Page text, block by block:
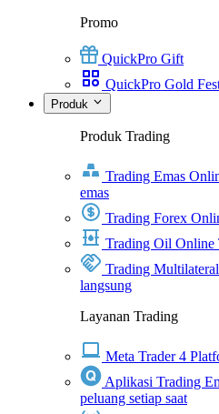
Promo
QuickPro Gift
QuickPro Gold
Produk
Produk Trading
Trading Emas
emas
Trading Forex
Trading Oil Online
Trading Multilateral
langsung
Layanan Trading
Meta Trader 4
Aplikasi Trading
peluang setiap saat